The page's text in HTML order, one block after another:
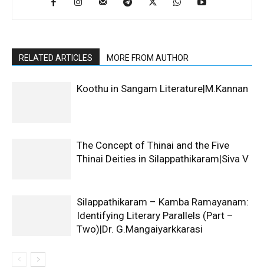
RELATED ARTICLES MORE FROM AUTHOR
Koothu in Sangam Literature|M.Kannan
The Concept of Thinai and the Five
Thinai Deities in Silappathikaram|Siva V
Silappathikaram – Kamba Ramayanam:
Identifying Literary Parallels (Part –
Two)|Dr. G.Mangaiyarkkarasi